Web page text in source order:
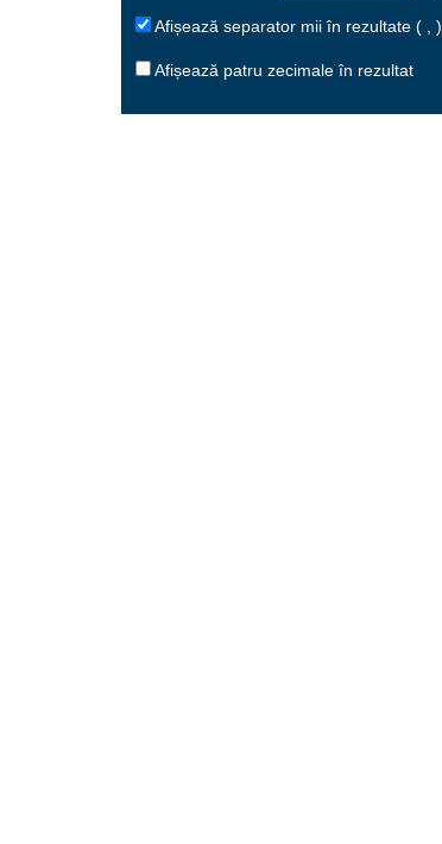
Afișează separator mii în rezultate ( , )
Afișează patru zecimale în rezultat